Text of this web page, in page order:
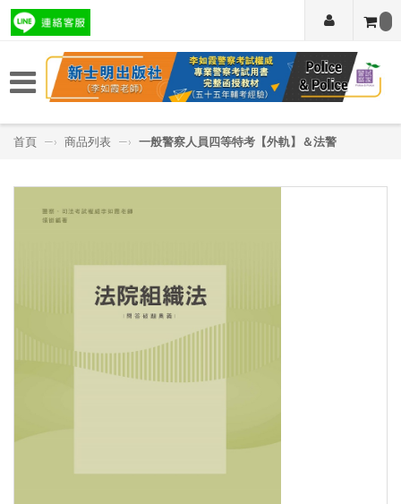
首頁 —› 商品列表 —› 一般警察人員四等特考【外軌】＆法警